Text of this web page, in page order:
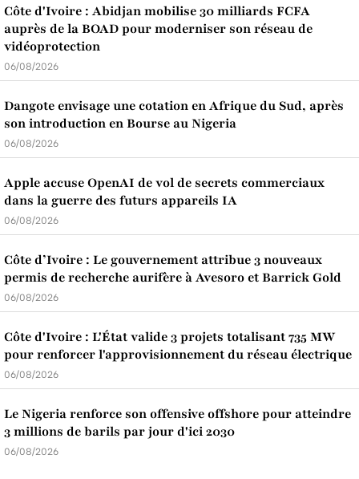
Côte d'Ivoire : Abidjan mobilise 30 milliards FCFA
auprès de la BOAD pour moderniser son réseau de
vidéoprotection
06/08/2026
Dangote envisage une cotation en Afrique du Sud, après
son introduction en Bourse au Nigeria
06/08/2026
Apple accuse OpenAI de vol de secrets commerciaux
dans la guerre des futurs appareils IA
06/08/2026
Côte d’Ivoire : Le gouvernement attribue 3 nouveaux
permis de recherche aurifère à Avesoro et Barrick Gold
06/08/2026
Côte d'Ivoire : L'État valide 3 projets totalisant 735 MW
pour renforcer l'approvisionnement du réseau électrique
06/08/2026
Le Nigeria renforce son offensive offshore pour atteindre
3 millions de barils par jour d'ici 2030
06/08/2026